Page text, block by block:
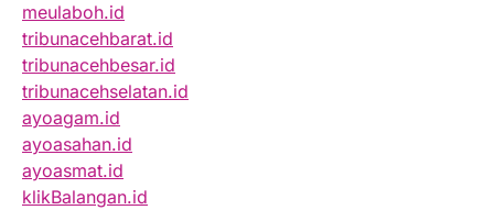
meulaboh.id
tribunacehbarat.id
tribunacehbesar.id
tribunacehselatan.id
ayoagam.id
ayoasahan.id
ayoasmat.id
klikBalangan.id